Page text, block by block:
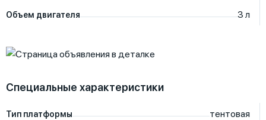
Объем двигателя 3 л
Специальные характеристики
Тип платформы тентовая